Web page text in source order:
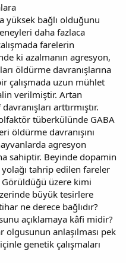
yüksek bağlı olduğunu
daha fazlaca
farelerin
ki azalmanın agresyon,
öldürme davranışlarına
çalışmada uzun mühlet
verilmiştir. Artan
arttırmıştır.
tüberkülünde GABA
öldürme davranışını
agresyon
sahiptir. Beyinde dopamin
tahrip edilen fareler
Görüldüğü üzere kimi
büyük tesirlere
ne derece bağlıdır?
açıklamaya kâfi midir?
anlaşılması pek
genetik çalışmaları